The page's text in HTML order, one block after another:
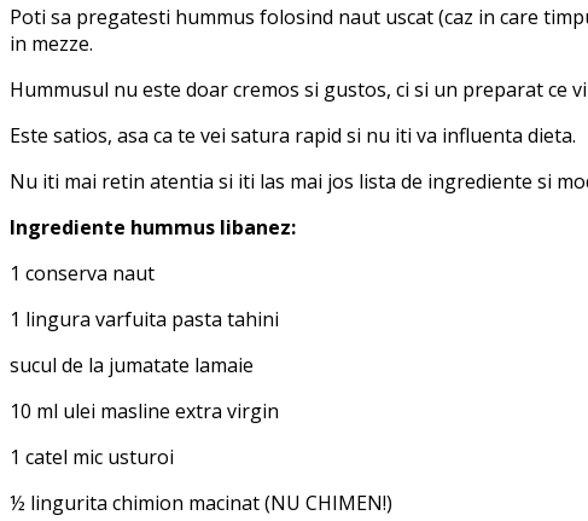
Poti sa pregatesti hummus folosind naut uscat (caz in care
in mezze.
Hummusul nu este doar cremos si gustos, ci si un preparat ce
Este satios, asa ca te vei satura rapid si nu iti va influenta dieta.
Nu iti mai retin atentia si iti las mai jos lista de ingrediente si
Ingrediente hummus libanez:
1 conserva naut
1 lingura varfuita pasta tahini
sucul de la jumatate lamaie
10 ml ulei masline extra virgin
1 catel mic usturoi
½ lingurita chimion macinat (NU CHIMEN!)